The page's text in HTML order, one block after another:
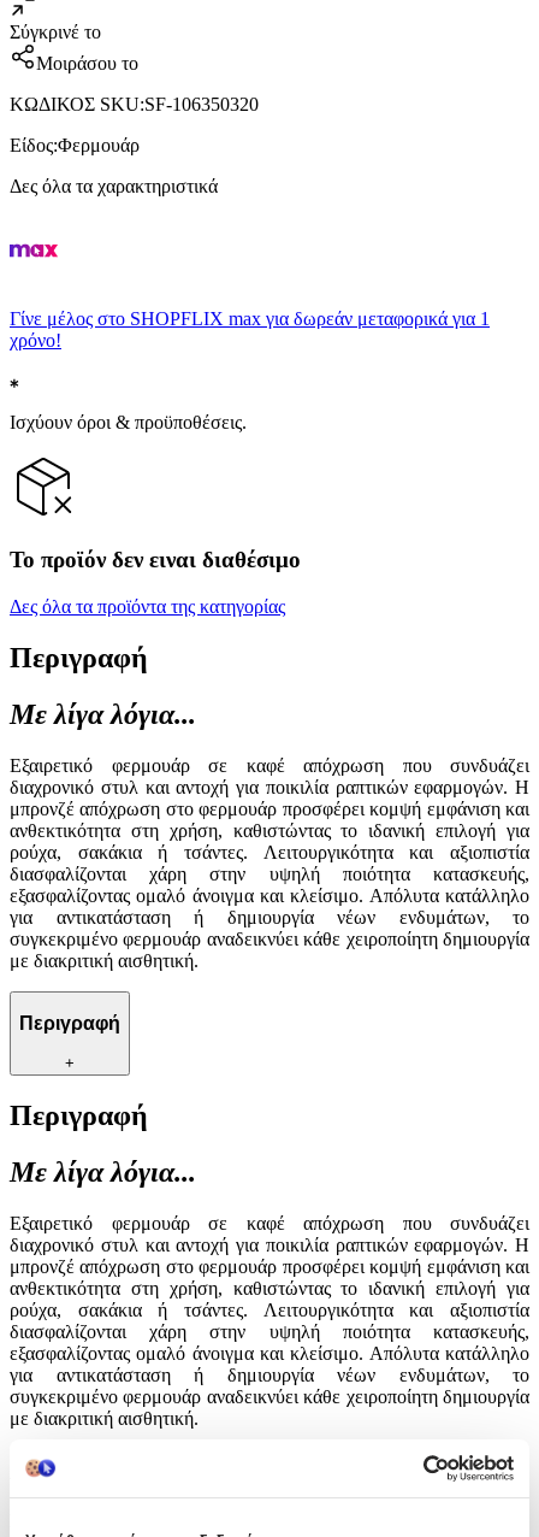
Σύγκρινέ το
Μοιράσου το
ΚΩΔΙΚΟΣ SKU:SF-106350320
Είδος:Φερμουάρ
Δες όλα τα χαρακτηριστικά
Γίνε μέλος στο SHOPFLIX max για δωρεάν μεταφορικά για 1
χρόνο!
Ισχύουν όροι & προϋποθέσεις.
Το προϊόν δεν ειναι διαθέσιμο
Δες όλα τα προϊόντα της κατηγορίας
Περιγραφή
Με λίγα λόγια...
Εξαιρετικό φερμουάρ σε καφέ απόχρωση που συνδυάζει
διαχρονικό στυλ και αντοχή για ποικιλία ραπτικών εφαρμογών. Η
μπρονζέ απόχρωση στο φερμουάρ προσφέρει κομψή εμφάνιση και
ανθεκτικότητα στη χρήση, καθιστώντας το ιδανική επιλογή για
ρούχα, σακάκια ή τσάντες. Λειτουργικότητα και αξιοπιστία
διασφαλίζονται χάρη στην υψηλή ποιότητα κατασκευής,
εξασφαλίζοντας ομαλό άνοιγμα και κλείσιμο. Απόλυτα κατάλληλο
για αντικατάσταση ή δημιουργία νέων ενδυμάτων, το
συγκεκριμένο φερμουάρ αναδεικνύει κάθε χειροποίητη δημιουργία
με διακριτική αισθητική.
Περιγραφή
+
Περιγραφή
Με λίγα λόγια...
Εξαιρετικό φερμουάρ σε καφέ απόχρωση που συνδυάζει
διαχρονικό στυλ και αντοχή για ποικιλία ραπτικών εφαρμογών. Η
μπρονζέ απόχρωση στο φερμουάρ προσφέρει κομψή εμφάνιση και
ανθεκτικότητα στη χρήση, καθιστώντας το ιδανική επιλογή για
ρούχα, σακάκια ή τσάντες. Λειτουργικότητα και αξιοπιστία
διασφαλίζονται χάρη στην υψηλή ποιότητα κατασκευής,
εξασφαλίζοντας ομαλό άνοιγμα και κλείσιμο. Απόλυτα κατάλληλο
για αντικατάσταση ή δημιουργία νέων ενδυμάτων, το
συγκεκριμένο φερμουάρ αναδεικνύει κάθε χειροποίητη δημιουργία
με διακριτική αισθητική.
Χαρακτηριστικά